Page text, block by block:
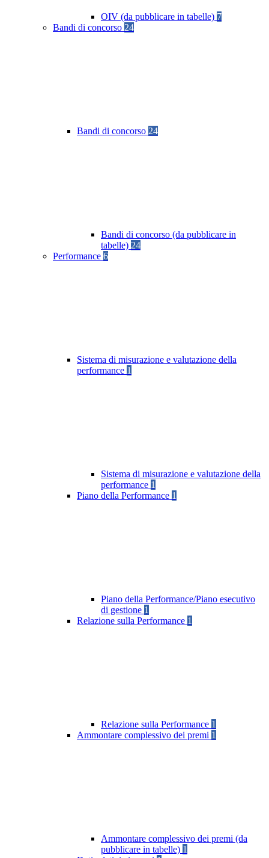
OIV (da pubblicare in tabelle) 7
Bandi di concorso 24
Bandi di concorso 24
Bandi di concorso (da pubblicare in
tabelle) 24
Performance 6
Sistema di misurazione e valutazione della
performance 1
Sistema di misurazione e valutazione della
performance 1
Piano della Performance 1
Piano della Performance/Piano esecutivo
di gestione 1
Relazione sulla Performance 1
Relazione sulla Performance 1
Ammontare complessivo dei premi 1
Ammontare complessivo dei premi (da
pubblicare in tabelle) 1